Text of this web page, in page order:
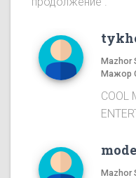
Mazhor
Мажор
COOL
Mazhor